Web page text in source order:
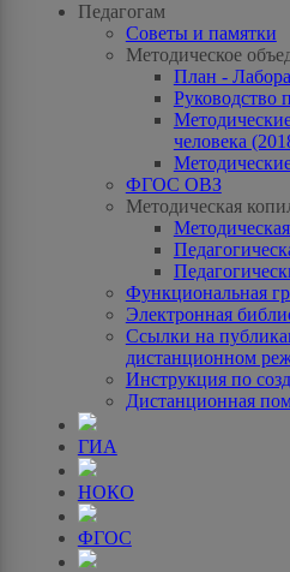
Педагогам
Советы и памятки
Методическое
План -
Руководство
человека
ФГОС ОВЗ
Методическая
Функциональная
Электронная
Ссылки на
дистанционном
Инструкция по
Дистанционная
ГИА
НОКО
ФГОС